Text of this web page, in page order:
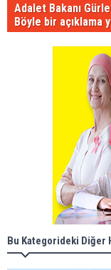
Adalet Bakanı
Böyle bir açıklama
Bu Kategorideki Diğer